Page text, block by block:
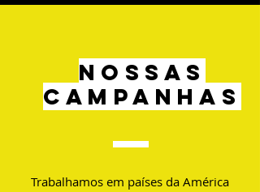
Nossas
Campanhas
Trabalhamos em países da América